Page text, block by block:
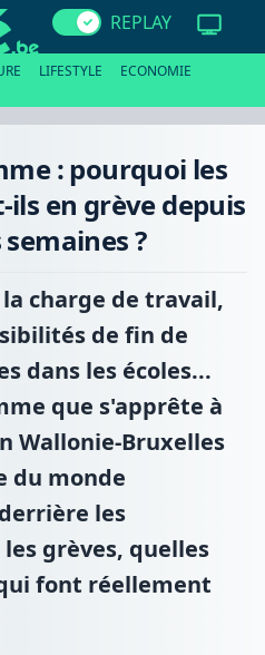
REPLAY
LIFESTYLE ECONOMIE
: pourquoi les
en grève depuis
?
charge de travail,
de fin de
dans les écoles...
que s'apprête à
Wallonie-Bruxelles
du monde
les
grèves, quelles
font réellement